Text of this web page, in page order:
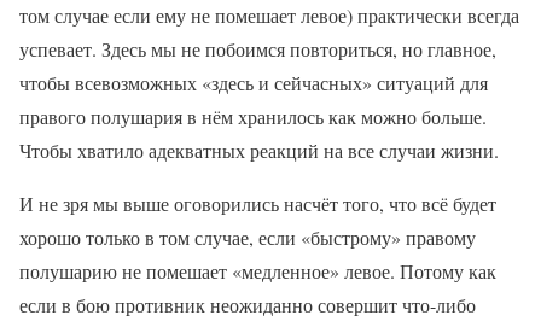
том случае если ему не помешает левое) практически всегда
успевает. Здесь мы не побоимся повториться, но главное,
чтобы всевозможных «здесь и сейчасных» ситуаций для
правого полушария в нём хранилось как можно больше.
Чтобы хватило адекватных реакций на все случаи жизни.
И не зря мы выше оговорились насчёт того, что всё будет
хорошо только в том случае, если «быстрому» правому
полушарию не помешает «медленное» левое. Потому как
если в бою противник неожиданно совершит что-либо